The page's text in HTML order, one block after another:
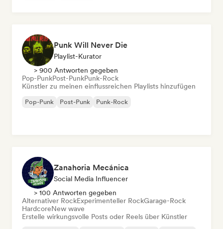
Punk Will Never Die
Playlist-Kurator
> 900 Antworten gegeben
Pop-PunkPost-PunkPunk-Rock
Künstler zu meinen einflussreichen Playlists hinzufügen
Pop-Punk Post-Punk Punk-Rock
Zanahoria Mecánica
Social Media Influencer
> 100 Antworten gegeben
Alternativer RockExperimenteller RockGarage-Rock
HardcoreNew wave
Erstelle wirkungsvolle Posts oder Reels über Künstler